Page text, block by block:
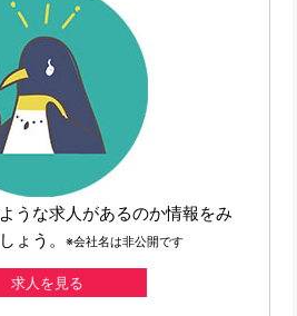
うな求人があるのか情報をみ
ょう。※会社名は非公開です
求人を見る